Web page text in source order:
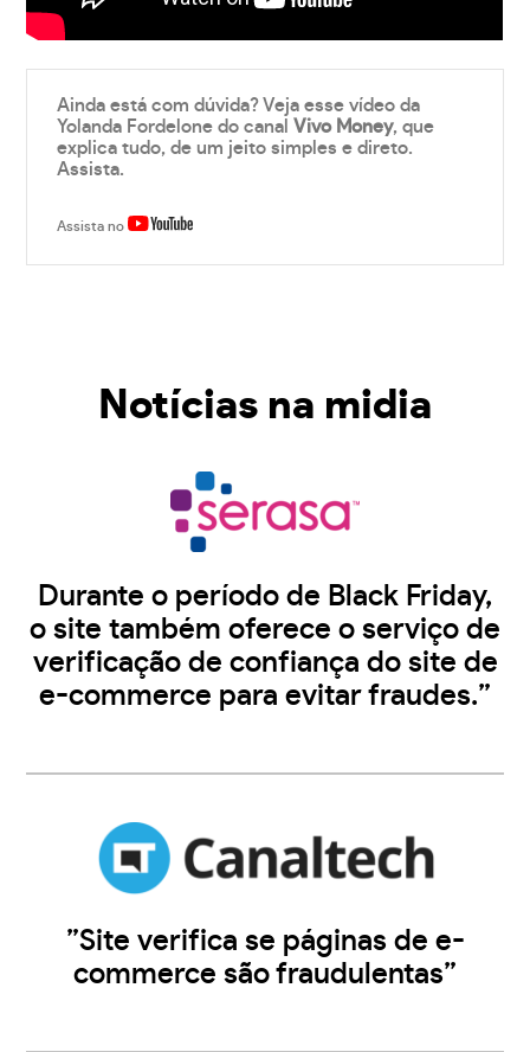
Ainda está com dúvida? Veja esse vídeo da
Yolanda Fordelone do canalVivo Money, que
explica tudo, de um jeito simples e direto.
Assista.
Assista no
Notícias na midia
Durante o período de Black Friday,
o site também oferece o serviço de
verificação de confiança do site de
e-commerce para evitar fraudes.”
”Site verifica se páginas de e-
commerce são fraudulentas”